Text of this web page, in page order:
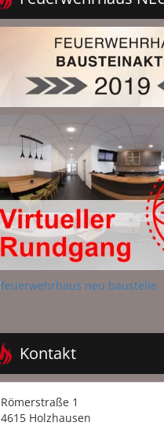
Kontakt
Römerstraße 1
4615 Holzhausen